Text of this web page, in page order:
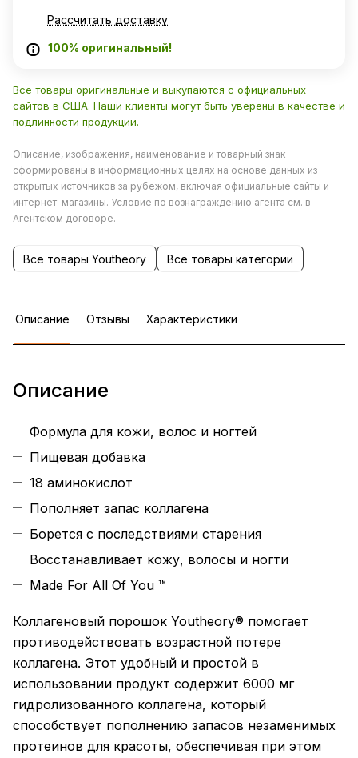
Рассчитать доставку
100% оригинальный!
Все товары оригинальные и выкупаются с официальных
сайтов в США. Наши клиенты могут быть уверены в качестве и
подлинности продукции.
Описание, изображения, наименование и товарный знак
сформированы в информационных целях на основе данных из
открытых источников за рубежом, включая официальные сайты и
интернет-магазины. Условие по вознаграждению агента см. в
Агентском договоре.
Все товары Youtheory Все товары категории
Описание Отзывы Характеристики
Описание
Формула для кожи, волос и ногтей
Пищевая добавка
18 аминокислот
Пополняет запас коллагена
Борется с последствиями старения
Восстанавливает кожу, волосы и ногти
Made For All Of You ™
Коллагеновый порошок Youtheory® помогает
противодействовать возрастной потере
коллагена. Этот удобный и простой в
использовании продукт содержит 6000 мг
гидролизованного коллагена, который
способствует пополнению запасов незаменимых
протеинов для красоты, обеспечивая при этом